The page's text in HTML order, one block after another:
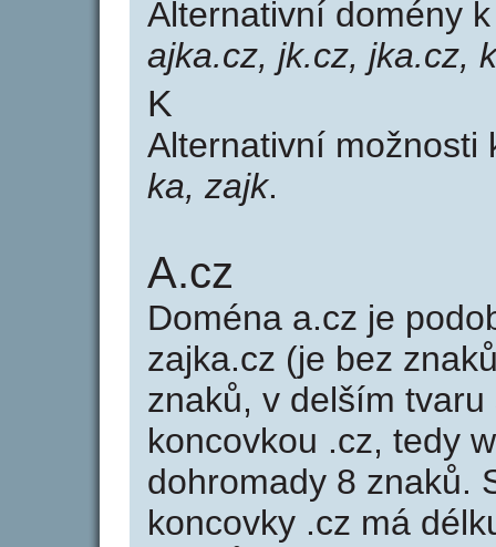
Alternativní domény
ajka.cz, jk.cz, jka.cz,
K
Alternativní možnosti
ka, zajk.
A.cz
Doména a.cz je
zajka.cz (je bez
znaků, v delším
koncovkou .cz, tedy
dohromady 8 znaků.
koncovky .cz má